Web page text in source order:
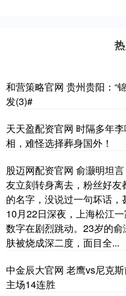
和营策略官网 贵州贵阳：“
发(3)#
天天盈配资官网 时隔多年
相，难怪选择葬身国外！
股迈网配资官网 俞灏明坦
友立刻转身离去，粉丝好
的名字，没说过一句坏话
10月22日深夜，上海松江
数字在剧烈跳动。23岁的
肤被烧成深二度，面目全...
中金辰大官网 老鹰vs尼克
主场14连胜